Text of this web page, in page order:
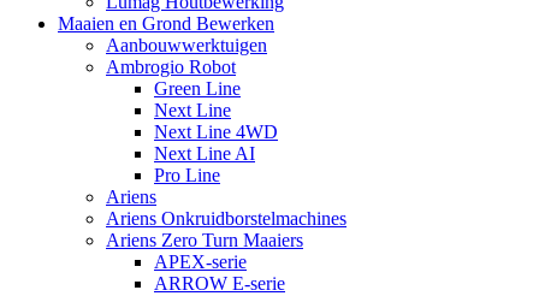
Maaien en Grond Bewerken
Aanbouwwerktuigen
Ambrogio Robot
Green Line
Next Line
Next Line 4WD
Next Line AI
Pro Line
Ariens
Ariens Onkruidborstelmachines
Ariens Zero Turn Maaiers
APEX-serie
ARROW E-serie